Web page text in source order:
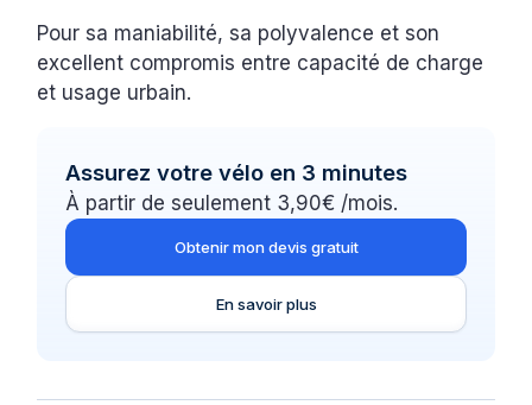
Pour sa maniabilité, sa polyvalence et son
excellent compromis entre capacité de charge
et usage urbain.
Assurez votre vélo en 3 minutes
À partir de seulement 3,90€ /mois.
Obtenir mon devis gratuit
En savoir plus